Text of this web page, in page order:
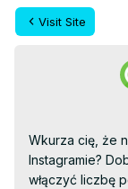
Visit Site
Wkurza cię, że
Instagramie?
włączyć liczbę